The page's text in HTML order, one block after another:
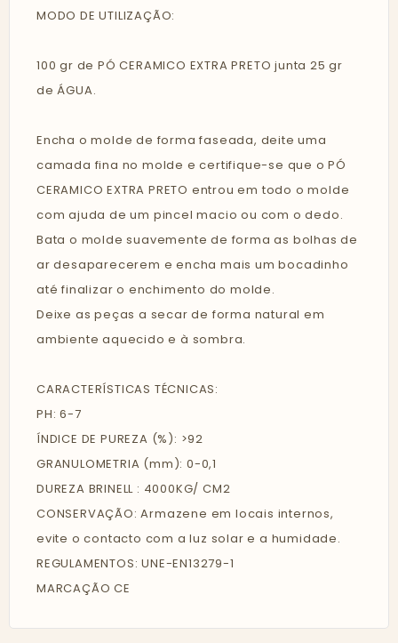
MODO DE UTILIZAÇÃO:
100 gr de PÓ CERAMICO EXTRA PRETO junta 25 gr
de ÁGUA.
Encha o molde de forma faseada, deite uma
camada fina no molde e certifique-se que o PÓ
CERAMICO EXTRA PRETO entrou em todo o molde
com ajuda de um pincel macio ou com o dedo.
Bata o molde suavemente de forma as bolhas de
ar desaparecerem e encha mais um bocadinho
até finalizar o enchimento do molde.
Deixe as peças a secar de forma natural em
ambiente aquecido e à sombra.
CARACTERÍSTICAS TÉCNICAS:
PH: 6-7
ÍNDICE DE PUREZA (%): >92
GRANULOMETRIA (mm): 0-0,1
DUREZA BRINELL : 4000KG/ CM2
CONSERVAÇÃO: Armazene em locais internos,
evite o contacto com a luz solar e a humidade.
REGULAMENTOS: UNE-EN13279-1
MARCAÇÃO CE